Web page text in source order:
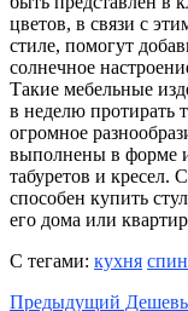
цветов, в связи с
стиле, помогут
солнечное
Такие мебельные
в неделю протирать
огромное
выполнены в форме
табуретов и кресел.
способен купить
его дома или
С тегами: кухня
Предыдущий